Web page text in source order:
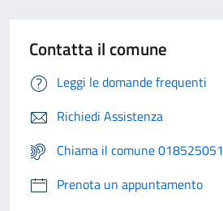
Contatta il comune
Leggi le domande frequenti
Richiedi Assistenza
Chiama il comune 018525051
Prenota un appuntamento